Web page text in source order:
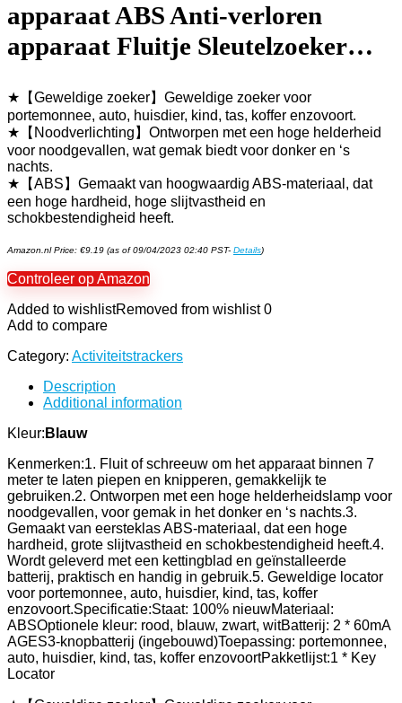
apparaat ABS Anti-verloren
apparaat Fluitje Sleutelzoeker…
★【Geweldige zoeker】Geweldige zoeker voor
portemonnee, auto, huisdier, kind, tas, koffer enzovoort.
★【Noodverlichting】Ontworpen met een hoge helderheid
voor noodgevallen, wat gemak biedt voor donker en ‘s
nachts.
★【ABS】Gemaakt van hoogwaardig ABS-materiaal, dat
een hoge hardheid, hoge slijtvastheid en
schokbestendigheid heeft.
Amazon.nl Price: €9.19 (as of 09/04/2023 02:40 PST- Details)
Controleer op Amazon
Added to wishlistRemoved from wishlist 0
Add to compare
Category: Activiteitstrackers
Description
Additional information
Kleur: Blauw
Kenmerken:1. Fluit of schreeuw om het apparaat binnen 7
meter te laten piepen en knipperen, gemakkelijk te
gebruiken.2. Ontworpen met een hoge helderheidslamp voor
noodgevallen, voor gemak in het donker en ‘s nachts.3.
Gemaakt van eersteklas ABS-materiaal, dat een hoge
hardheid, grote slijtvastheid en schokbestendigheid heeft.4.
Wordt geleverd met een kettingblad en geïnstalleerde
batterij, praktisch en handig in gebruik.5. Geweldige locator
voor portemonnee, auto, huisdier, kind, tas, koffer
enzovoort.Specificatie:Staat: 100% nieuwMateriaal:
ABSOptionele kleur: rood, blauw, zwart, witBatterij: 2 * 60mA
AGES3-knopbatterij (ingebouwd)Toepassing: portemonnee,
auto, huisdier, kind, tas, koffer enzovoortPakketlijst:1 * Key
Locator